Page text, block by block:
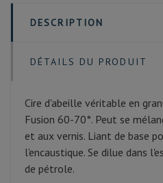
DESCRIPTION
DÉTAILS DU PRODUIT
Cire d'abeille véritable en
Fusion 60-70°. Peut se
et aux vernis. Liant de base
l'encaustique. Se dilue dans
de pétrole.